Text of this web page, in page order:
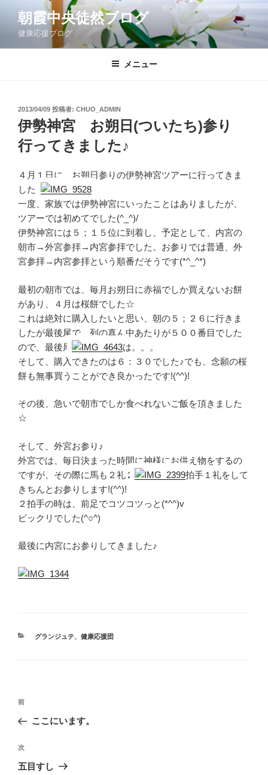
ン
朝霞中央徒然ブログ
健康応援ブログ
メニュー
投
稿
日:
2013/04/09 投稿者: CHUO_ADMIN
伊勢神宮 お朔日(ついたち)参り
行ってきました♪
４月１日に、お朔日参りの伊勢神宮ツアーに行ってきま
した♪
一度、家族では伊勢神宮にいったことはありましたが、
ツアーでは初めてでした(^_^)/
伊勢神宮には５；１５位に到着し、予定として、内宮の
朝市→外宮参拝→内宮参拝でした。お参りでは普通、外
宮参拝→内宮参拝という順番だそうです(*^_^*)
最初の朝市では、毎月お朔日に赤福でしか買えないお餅
があり、４月は桜餅でした☆
これは絶対に購入したいと思い、朝の５；２６に行きま
したが最後尾で、列の真ん中あたりが５００番目でした
ので、最後尾
は。。。
そして、購入できたのは６：３０でした♪でも、念願の桜
餅も無事買うことができ良かったです!(^^)!
その後、急いで朝市でしか食べれないご飯を頂きました
☆
そして、外宮お参り♪
外宮では、毎日決まった時間に神様にお供え物をするの
ですが、その際に馬も２礼２
拍手１礼をして
きちんとお参りします!(^^)!
２拍手の時は、前足でコツコツっと(*^^)v
ビックリでした(^○^)
最後に内宮にお参りしてきました♪
カ
グランジュテ、 健康応援団
投
ナ
ビ
ゲ
前
の
稿
前
ここにいます。
次
の
次
五目すし